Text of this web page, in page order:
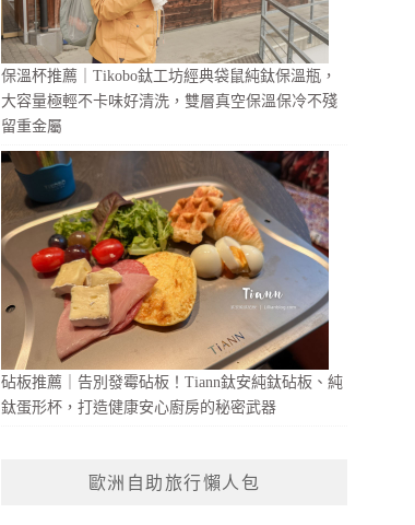
保溫杯推薦｜Tikobo鈦工坊經典袋鼠純鈦保溫瓶，
大容量極輕不卡味好清洗，雙層真空保溫保冷不殘
留重金屬
砧板推薦｜告別發霉砧板！Tiann鈦安純鈦砧板、純
鈦蛋形杯，打造健康安心廚房的秘密武器
歐洲自助旅行懶人包